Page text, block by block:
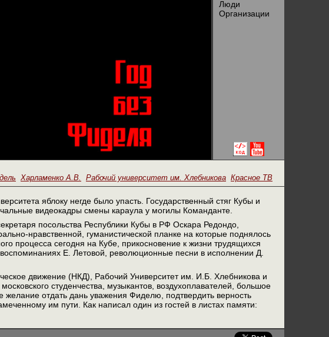
Люди
Организации
Харламенко А.В. Рабочий университет им. Хлебникова Красное ТВ
яблоку негде было упасть. Государственный стяг Кубы и
видеокадры смены караула у могилы Команданте.
посольства Республики Кубы в РФ Оскара Редондо,
нравственной, гуманистической планке на которые поднялось
процесса сегодня на Кубе, прикосновение к жизни трудящихся
Е. Летовой, революционные песни в исполнении Д.
движение (НКД), Рабочий Университет им. И.Б. Хлебникова и
студенчества, музыкантов, воздухоплавателей, большое
желание отдать дань уважения Фиделю, подтвердить верность
им пути. Как написал один из гостей в листах памяти: